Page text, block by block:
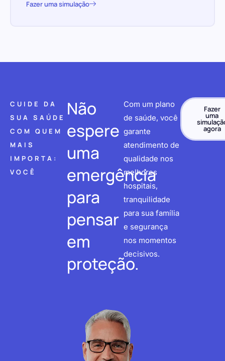
Fazer uma simulação
CUIDE DA
SUA SAÚDE
COM QUEM
MAIS
IMPORTA:
VOCÊ
Não
espere
uma
emergência
para
pensar
em
proteção.
Com um plano
de saúde, você
garante
atendimento de
qualidade nos
melhores
hospitais,
tranquilidade
para sua família
e segurança
nos momentos
decisivos.
Fazer
uma
agora